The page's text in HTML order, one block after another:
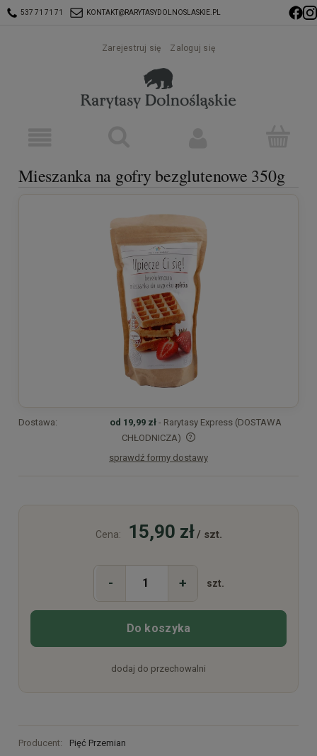
537 71 71 71 KONTAKT@RARYTASYDOLNOSLASKIE.PL
Zarejestruj się Zaloguj się
Mieszanka na gofry bezglutenowe 350g
Dostawa: od 19,99 zł - Rarytasy Express (DOSTAWA
CHŁODNICZA)
Cena nie zawiera ewentualnych kosztów płatności
sprawdź formy dostawy
Cena: 15,90 zł/ szt.
- + szt.
Do koszyka
dodaj do przechowalni
Producent: Pięć Przemian